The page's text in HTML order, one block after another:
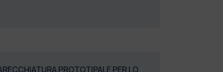
PROTOTIPALE PER LO